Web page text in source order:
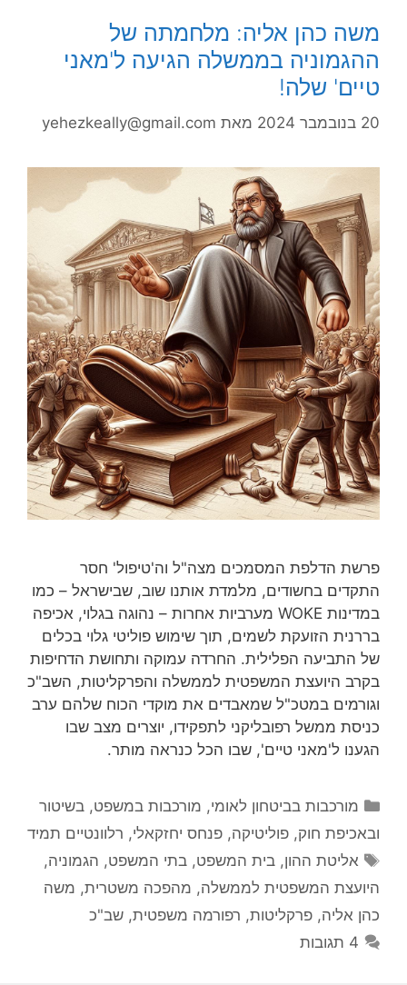
משה כהן אליה: מלחמתה של
ההגמוניה בממשלה הגיעה ל'מאני
טיים' שלה!
20 בנובמבר 2024 מאת yehezkeally@gmail.com
פרשת הדלפת המסמכים מצה"ל וה'טיפול' חסר
התקדים בחשודים, מלמדת אותנו שוב, שבישראל – כמו
במדינות WOKE מערביות אחרות – נהוגה בגלוי, אכיפה
בררנית הזועקת לשמים, תוך שימוש פוליטי גלוי בכלים
של התביעה הפלילית. החרדה עמוקה ותחושת הדחיפות
בקרב היועצת המשפטית לממשלה והפרקליטות, השב"כ
וגורמים במטכ"ל שמאבדים את מוקדי הכוח שלהם ערב
כניסת ממשל רפובליקני לתפקידו, יוצרים מצב שבו
הגענו ל'מאני טיים', שבו הכל כנראה מותר.
קטגוריות
מורכבות בביטחון לאומי, מורכבות במשפט, בשיטור
ובאכיפת חוק, פוליטיקה, פנחס יחזקאלי, רלוונטיים תמיד
תגיות
אליטת ההון,בית המשפט,בתי המשפט, הגמוניה,
היועצת המשפטית לממשלה, מהפכה משטרית, משה
כהן אליה, פרקליטות, רפורמה משפטית, שב"כ
4 תגובות